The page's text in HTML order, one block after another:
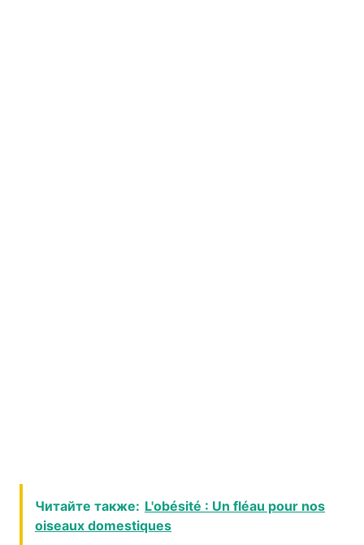
Читайте также: L'obésité : Un fléau pour nos
oiseaux domestiques